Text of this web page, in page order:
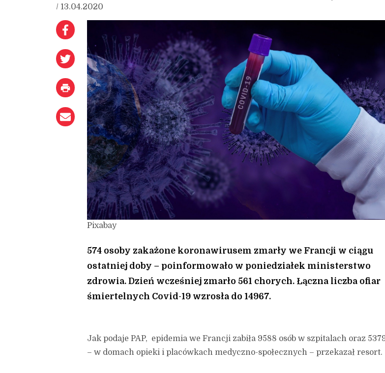
/ 13.04.2020
Pixabay
574 osoby zakażone koronawirusem zmarły we Francji w ciągu
ostatniej doby – poinformowało w poniedziałek ministerstwo
zdrowia. Dzień wcześniej zmarło 561 chorych. Łączna liczba ofiar
śmiertelnych Covid-19 wzrosła do 14967.
Jak podaje PAP, epidemia we Francji zabiła 9588 osób w szpitalach oraz
– w domach opieki i placówkach medyczno-społecznych – przekazał resort.